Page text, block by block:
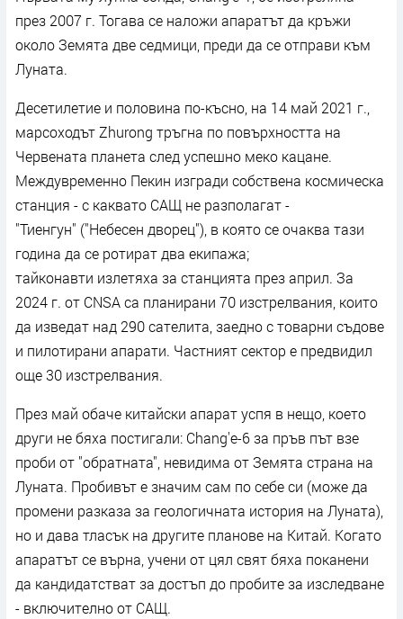
през 2007 г. Тогава се наложи апаратът да кръжи
около Земята две седмици, преди да се отправи към
Луната.
Десетилетие и половина по-късно, на 14 май 2021 г.,
марсоходът Zhurong тръгна по повърхността на
Червената планета след успешно меко кацане.
Междувременно Пекин изгради собствена космическа
станция - с каквато САЩ не разполагат -
"Тиенгун" ("Небесен дворец"), в която се очаква тази
година да се ротират два екипажа;
тайконавти излетяха за станцията през април. За
2024 г. от CNSA са планирани 70 изстрелвания, които
да изведат над 290 сателита, заедно с товарни съдове
и пилотирани апарати. Частният сектор е предвидил
още 30 изстрелвания.
През май обаче китайски апарат успя в нещо, което
други не бяха постигали: Chang'e-6 за пръв път взе
проби от "обратната", невидима от Земята страна на
Луната. Пробивът е значим сам по себе си (може да
промени разказа за геологичната история на Луната),
но и дава тласък на другите планове на Китай. Когато
апаратът се върна, учени от цял свят бяха поканени
да кандидатстват за достъп до пробите за изследване
- включително от САЩ.